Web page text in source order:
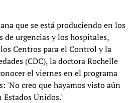
que se está produciendo en los
de urgencias y los hospitales,
Centros para el Control y la
(CDC), la doctora Rochelle
el viernes en el programa
'No creo que hayamos visto aún
Unidos.'